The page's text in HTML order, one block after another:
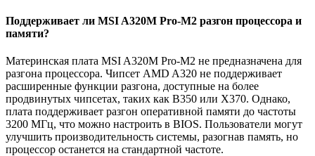
Поддерживает ли MSI A320M Pro-M2 разгон процессора и
памяти?
Материнская плата MSI A320M Pro-M2 не предназначена для
разгона процессора. Чипсет AMD A320 не поддерживает
расширенные функции разгона, доступные на более
продвинутых чипсетах, таких как B350 или X370. Однако,
плата поддерживает разгон оперативной памяти до частоты
3200 МГц, что можно настроить в BIOS. Пользователи могут
улучшить производительность системы, разогнав память, но
процессор останется на стандартной частоте.